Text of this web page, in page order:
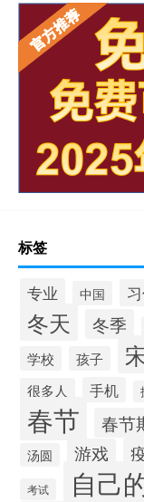
标签
专业 中国
冬天 冬季
学校
孩子
很多人 手机
春节 春节
汤圆 游戏
考试 自己